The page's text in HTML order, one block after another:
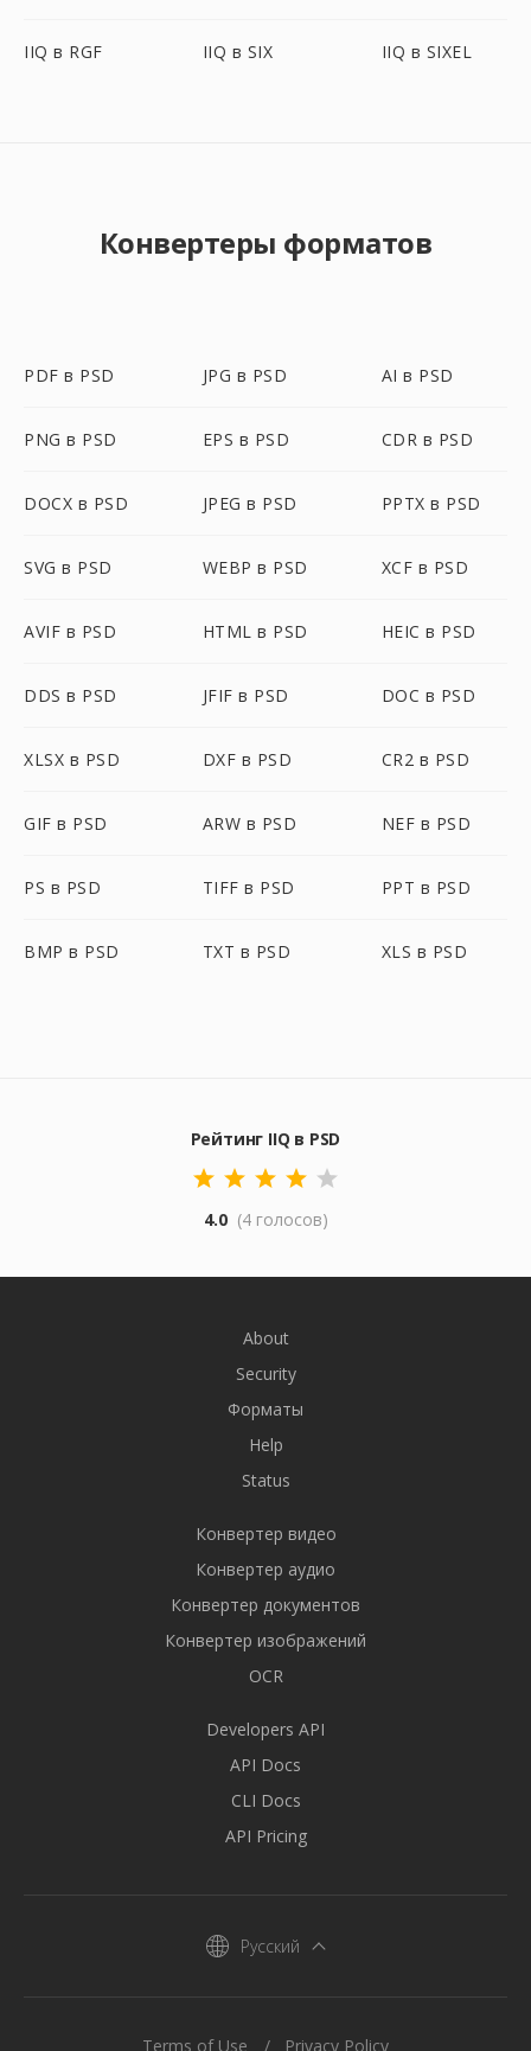
IIQ в RGF IIQ в SIX IIQ в SIXEL
Конвертеры форматов
PDF в PSD JPG в PSD AI в PSD
PNG в PSD EPS в PSD CDR в PSD
DOCX в PSD JPEG в PSD PPTX в PSD
SVG в PSD WEBP в PSD XCF в PSD
AVIF в PSD HTML в PSD HEIC в PSD
DDS в PSD JFIF в PSD DOC в PSD
XLSX в PSD DXF в PSD CR2 в PSD
GIF в PSD ARW в PSD NEF в PSD
PS в PSD TIFF в PSD PPT в PSD
BMP в PSD TXT в PSD XLS в PSD
Рейтинг IIQ в PSD
4.0 (4 голосов)
About
Security
Форматы
Help
Status
Конвертер видео
Конвертер аудио
Конвертер документов
Конвертер изображений
OCR
Developers API
API Docs
CLI Docs
API Pricing
Русский
Terms of Use Privacy Policy